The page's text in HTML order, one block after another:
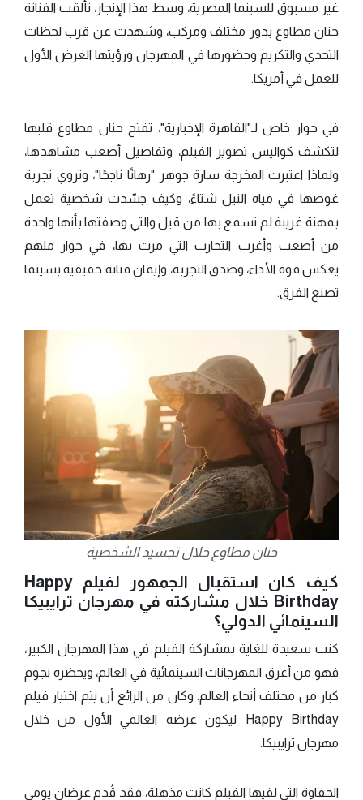
غير مسبوق للسينما المصرية، وسط هذا الإنجاز، تألقت الفنانة
حنان مطاوع بدور مختلف ومركب، وشهدت عن قرب لحظات
التحدي والتكريم وحضورها في المهرجان ورؤيتها العرض الأول
للعمل في أمريكا.
في حوار خاص لـ"القاهرة الإخبارية"، تفتح حنان مطاوع قلبها
لتكشف كواليس تصوير الفيلم، وتفاصيل أصعب مشاهدها،
ولماذا اعتبرت المخرجة سارة جوهر "رهانًا ناجحًا"، وتروي تجربة
غوصها في مياه النيل شتاءً، وكيف جسّدت شخصية تعمل
بمهنة غريبة لم تسمع بها من قبل والتي وصفتها بأنها واحدة
من أصعب وأغرب التجارب التي مرت بها، في حوار ملهم
يعكس قوة الأداء، وصدق التجربة، وإيمان فنانة حقيقية بسينما
تصنع الفرق.
حنان مطاوع خلال تجسيد الشخصية
كيف كان استقبال الجمهور لفيلم Happy
Birthday خلال مشاركته في مهرجان ترايبيكا
السينمائي الدولي؟
كنت سعيدة للغاية بمشاركة الفيلم في هذا المهرجان الكبير،
فهو من أعرق المهرجانات السينمائية في العالم، ويحضره نجوم
كبار من مختلف أنحاء العالم. وكان من الرائع أن يتم اختيار فيلم
Happy Birthday ليكون عرضه العالمي الأول من خلال
مهرجان ترايبيكا.
الحفاوة التي لقيها الفيلم كانت مذهلة، فقد قُدم عرضان يومي